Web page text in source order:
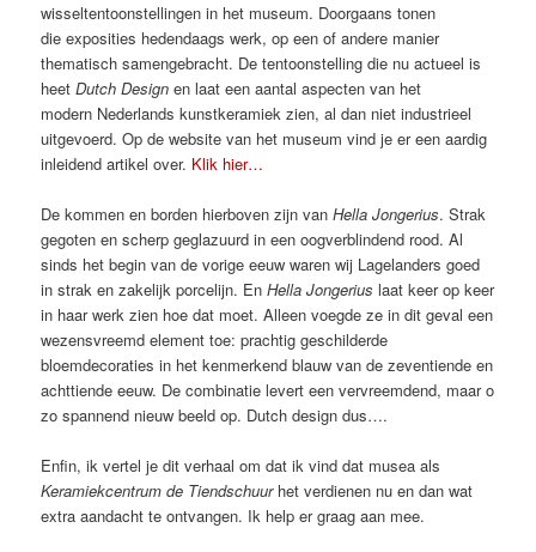
wisseltentoonstellingen in het museum. Doorgaans tonen
die exposities hedendaags werk, op een of andere manier
thematisch samengebracht. De tentoonstelling die nu actueel is
heetDutch Design en laat een aantal aspecten van het
modern Nederlands kunstkeramiek zien, al dan niet industrieel
uitgevoerd. Op de website van het museum vind je er een aardig
inleidend artikel over. Klik hier…
De kommen en borden hierboven zijn vanHella Jongerius. Strak
gegoten en scherp geglazuurd in een oogverblindend rood. Al
sinds het begin van de vorige eeuw waren wij Lagelanders goed
in strak en zakelijk porcelijn. EnHella Jongerius laat keer op keer
in haar werk zien hoe dat moet. Alleen voegde ze in dit geval een
wezensvreemd element toe: prachtig geschilderde
bloemdecoraties in het kenmerkend blauw van de zeventiende en
achttiende eeuw. De combinatie levert een vervreemdend, maar o
zo spannend nieuw beeld op. Dutch design dus….
Enfin, ik vertel je dit verhaal om dat ik vind dat musea als
Keramiekcentrum de Tiendschuurhet verdienen nu en dan wat
extra aandacht te ontvangen. Ik help er graag aan mee.